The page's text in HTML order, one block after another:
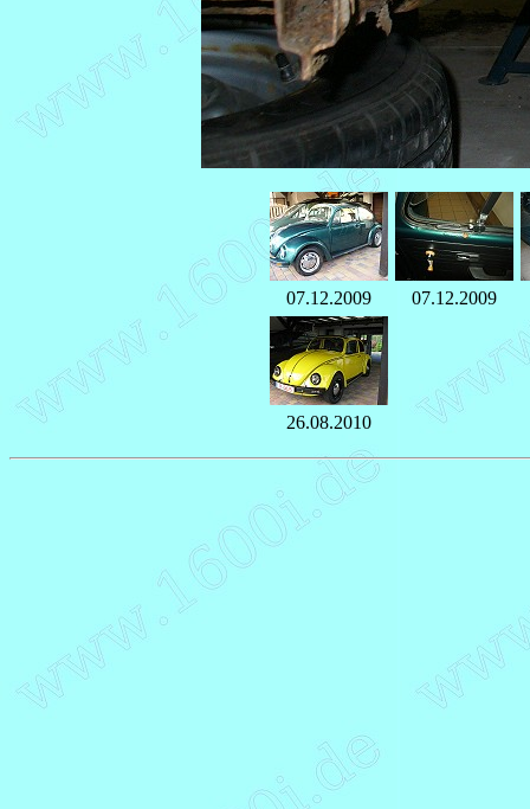
07.12.2009 07.12.2009
26.08.2010